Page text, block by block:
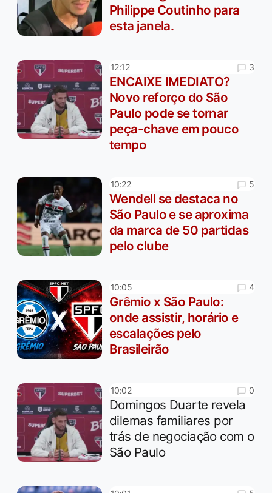
Philippe Coutinho para
esta janela.
12:12 3
ENCAIXE IMEDIATO?
Novo reforço do São
Paulo pode se tornar
peça-chave em pouco
tempo
10:22 5
Wendell se destaca no
São Paulo e se aproxima
da marca de 50 partidas
pelo clube
10:05 4
Grêmio x São Paulo:
onde assistir, horário e
escalações pelo
Brasileirão
10:02 0
Domingos Duarte revela
dilemas familiares por
trás de negociação com o
São Paulo